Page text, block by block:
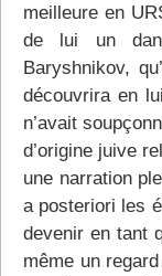
meilleure en
de lui un
Baryshnikov,
découvrira en
n’avait
d’origine juive
une narration
a posteriori les
devenir en tant
même un